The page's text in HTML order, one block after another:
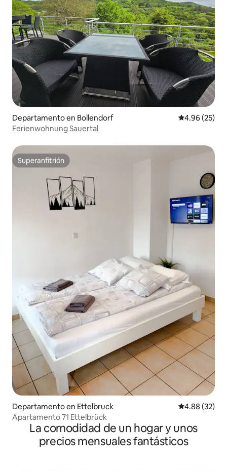
Departamento en Bollendorf Calificación
4.96 (25)
Ferienwohnung Sauertal
Superanfitrión
Superanfitrión
Departamento en Ettelbruck Calificación
4.88 (32)
Apartamento 71 Ettelbrück
La comodidad de un hogar y unos
precios mensuales fantásticos